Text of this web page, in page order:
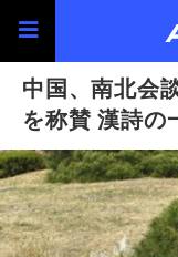
中国、南北会
を称賛 漢詩の